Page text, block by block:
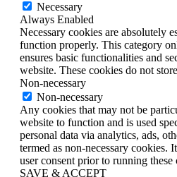
Necessary
Always Enabled
Necessary cookies are absolutely
function properly. This category
ensures basic functionalities and
website. These cookies do not
Non-necessary
Non-necessary
Any cookies that may not be
website to function and is used
personal data via analytics, ads,
termed as non-necessary cookies.
user consent prior to running
SAVE & ACCEPT